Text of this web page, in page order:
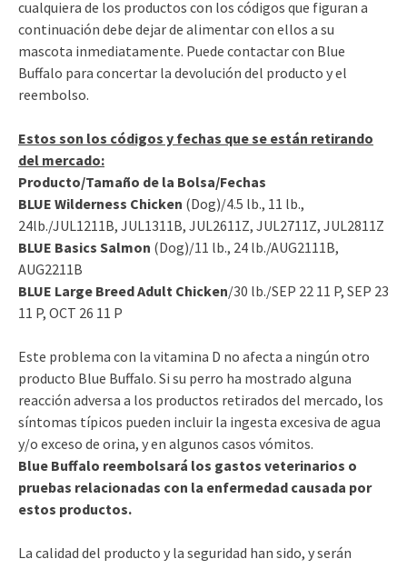
cualquiera de los productos con los códigos que figuran a
continuación debe dejar de alimentar con ellos a su
mascota inmediatamente. Puede contactar con Blue
Buffalo para concertar la devolución del producto y el
reembolso.
Estos son los códigos y fechas que se están retirando
del mercado:
Producto/Tamaño de la Bolsa/Fechas
BLUE Wilderness Chicken (Dog)/4.5 lb., 11 lb.,
24lb./JUL1211B, JUL1311B, JUL2611Z, JUL2711Z, JUL2811Z
BLUE Basics Salmon (Dog)/11 lb., 24 lb./AUG2111B,
AUG2211B
BLUE Large Breed Adult Chicken/30 lb./SEP 22 11 P, SEP 23
11 P, OCT 26 11 P
Este problema con la vitamina D no afecta a ningún otro
producto Blue Buffalo. Si su perro ha mostrado alguna
reacción adversa a los productos retirados del mercado, los
síntomas típicos pueden incluir la ingesta excesiva de agua
y/o exceso de orina, y en algunos casos vómitos.
Blue Buffalo reembolsará los gastos veterinarios o
pruebas relacionadas con la enfermedad causada por
estos productos.
La calidad del producto y la seguridad han sido, y serán